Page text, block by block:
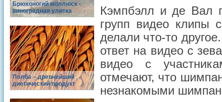
Брюхоногий моллюск -
виноградная улитка
Полба – древнейший
диетический продукт
Кэмпбэлл и де Вал
групп видео клипы
делали что-то
ответ на видео с
видео с
отмечают, что
незнакомыми